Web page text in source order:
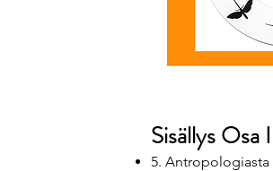
Sisällys Osa
5.